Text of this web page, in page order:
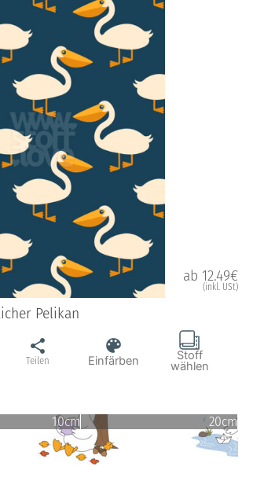
ab 12.49€
(inkl. USt)
Pelikan
Teilen Einfärben Stoff
wählen
10cm 20cm